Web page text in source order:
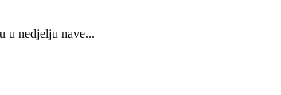
u nedjelju nave...